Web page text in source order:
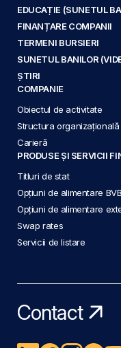
EDUCAȚIE (SUNETUL
FINANȚARE COMPANII
TERMENI BURSIERI
SUNETUL BANILOR
ȘTIRI
COMPANIE
Obiectul de activitate
Structura organizațională
Carieră
PRODUSE ȘI SERVICII
Titluri de stat
Opțiuni de alimentare BVB
Opțiuni de alimentare
Swap rates
Servicii de listare
Contact